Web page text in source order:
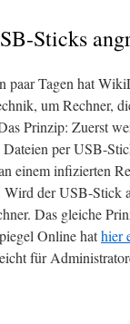
Sticks
paar Tagen hat
um Rechner,
Prinzip: Zuerst
per USB-
einem infizierten
der USB-Stick
Das gleiche
Online hathier
für